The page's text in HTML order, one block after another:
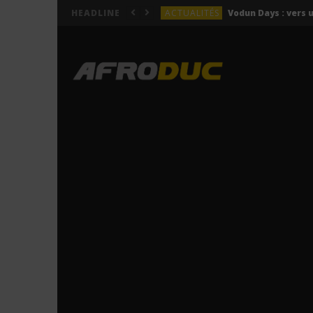
HEADLINE ACTUALITÉS
LYRICS Anitta – Azul (Lyrics &